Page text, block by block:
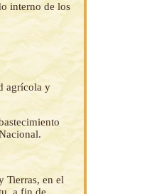
interno de los
agrícola y
Tierras, en el